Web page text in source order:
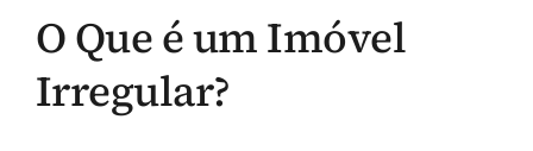
O Que é um Imóvel
Irregular?